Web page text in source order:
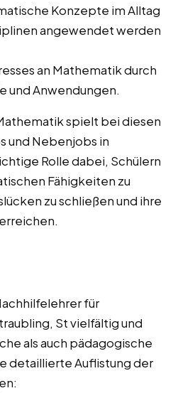
Konzepte im Alltag
angewendet werden
an Mathematik durch
und Anwendungen.
spielt bei diesen
und Nebenjobs in
Rolle dabei, Schülern
Fähigkeiten zu
zu schließen und ihre
für
St vielfältig und
als auch pädagogische
detaillierte Auflistung der